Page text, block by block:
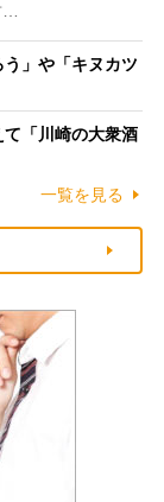
…
う」や「キヌカツ
て「川崎の大衆酒
一覧を見る